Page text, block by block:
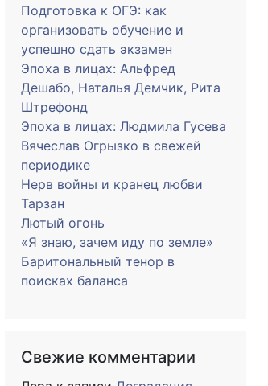
Подготовка к ОГЭ: как
организовать обучение и
успешно сдать экзамен
Эпоха в лицах: Альфред
Дешабо, Наталья Демчик, Рита
Штрефонд
Эпоха в лицах: Людмила Гусева
Вячеслав Огрызко в свежей
периодике
Нерв войны и кранец любви
Тарзан
Лютый огонь
«Я знаю, зачем иду по земле»
Баритональный тенор в
поисках баланса
Свежие комментарии